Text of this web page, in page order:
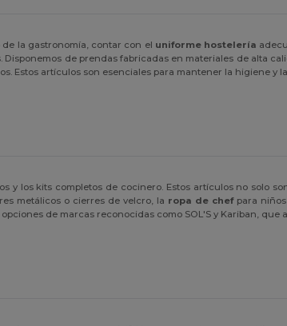
la gastronomía, contar con el uniforme hostelería
de prendas fabricadas en materiales de alta
Estos artículos son esenciales para mantener la higiene
y los kits completos de cocinero. Estos artículos no solo
metálicos o cierres de velcro, la ropa de chefpara niños
de marcas reconocidas como SOL'S y Kariban,